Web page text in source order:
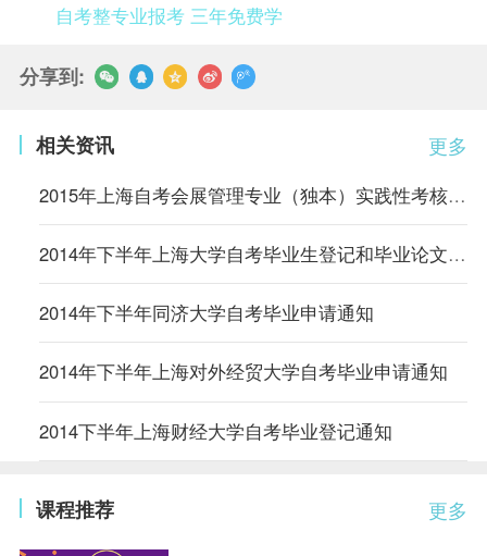
自考整专业报考 三年免费学
分享到:
更多
相关资讯
2015年上海自考会展管理专业（独本）实践性考核安排
2014年下半年上海大学自考毕业生登记和毕业论文有关说明
2014年下半年同济大学自考毕业申请通知
2014年下半年上海对外经贸大学自考毕业申请通知
2014下半年上海财经大学自考毕业登记通知
更多
课程推荐